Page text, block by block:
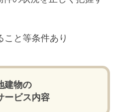
と等条件あり
建物の
ービス内容